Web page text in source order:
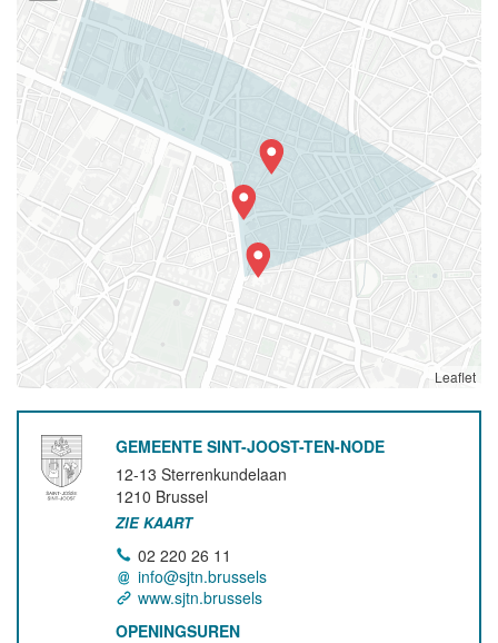
Leaflet
GEMEENTE SINT-JOOST-TEN-NODE
12-13 Sterrenkundelaan
1210 Brussel
ZIE KAART
02 220 26 11
info@sjtn.brussels
www.sjtn.brussels
OPENINGSUREN